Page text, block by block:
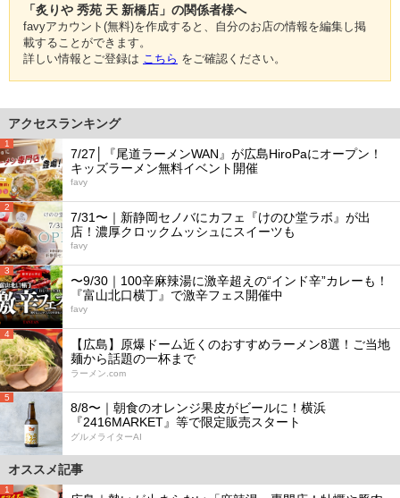
「炙りや 秀苑 天 新橋店」の関係者様へ
favyアカウント(無料)を作成すると、自分のお店の情報を編集し掲
載することができます。
詳しい情報とご登録は こちら をご確認ください。
アクセスランキング
1
7/27│『尾道ラーメンWAN』が広島HiroPaにオープン！
キッズラーメン無料イベント開催
favy
2
7/31〜｜新静岡セノバにカフェ『けのひ堂ラボ』が出
店！濃厚クロックムッシュにスイーツも
favy
3
〜9/30｜100辛麻辣湯に激辛超えの“インド辛”カレーも！
『富山北口横丁』で激辛フェス開催中
favy
4
【広島】原爆ドーム近くのおすすめラーメン8選！ご当地
麺から話題の一杯まで
ラーメン.com
5
8/8〜｜朝食のオレンジ果皮がビールに！横浜
『2416MARKET』等で限定販売スタート
グルメライターAI
オススメ記事
1